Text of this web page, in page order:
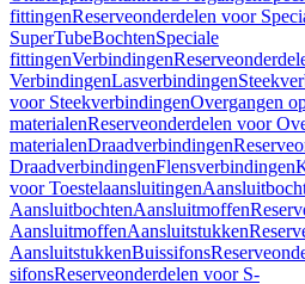
fittingenReserveonderdelen voor
SuperTubeBochtenSpeciale
fittingenVerbindingen
VerbindingenLasverbindingen
voor SteekverbindingenOvergangen
materialenReserveonderdelen voor
materialenDraadverbindingen
DraadverbindingenFlensverbindingen
voor Toestelaansluitingen
AansluitbochtenAansluitmoffen
AansluitmoffenAansluitstukken
AansluitstukkenBuissifons
sifonsReserveonderdelen voor S-